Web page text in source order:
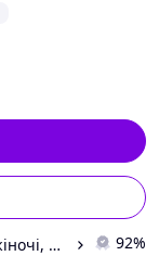
Продавец Скарбниця Карпат - чоловічі, жіночі, дитячі вишиванки, гердани, ручної роботи 92%